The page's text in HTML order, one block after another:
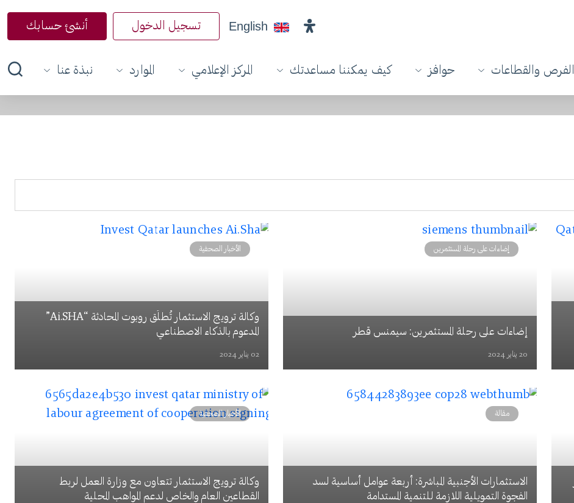
English تسجيل الدخول أنشئ حسابك
الفرص والقطاعات حوافز كيف يمكننا مساعدتك المركز الإعلامي الموارد نبذة عنا
إضاءات على رحلة المستثمرين
إضاءات على رحلة المستثمرين: سيمنس قطر
20 يناير 2024
الأخبار الصحفية
وكالة ترويج الاستثمار تُطلِّق روبوت المحادثة “Ai.SHA”
المدعوم بالذكاء الاصطناعي
02 يناير 2024
مقالة
الاستثمارات الأجنبية المباشرة: أربعة عوامل أساسية لسد
الفجوة التمويلية اللازمة للتنمية المستدامة
الأخبار الصحفية
وكالة ترويج الاستثمار تتعاون مع وزارة العمل لربط
القطاعين العام والخاص لدعم المواهب المحلية